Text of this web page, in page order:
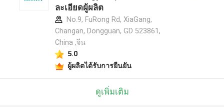
ละเอียดผู้ผลิต
No.9, FuRong Rd, XiaGang,
Changan, Dongguan, GD 523861,
China ,จีน
5.0
ผู้ผลิตได้รับการยืนยัน
ดูเพิ่มเติม